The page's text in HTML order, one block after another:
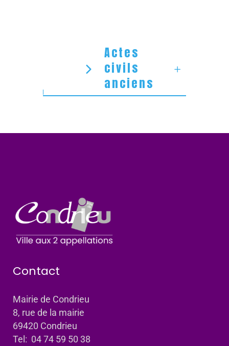
Actes
civils
anciens
Contact
Mairie de Condrieu
8, rue de la mairie
69420 Condrieu
Tel: 04 74 59 50 38